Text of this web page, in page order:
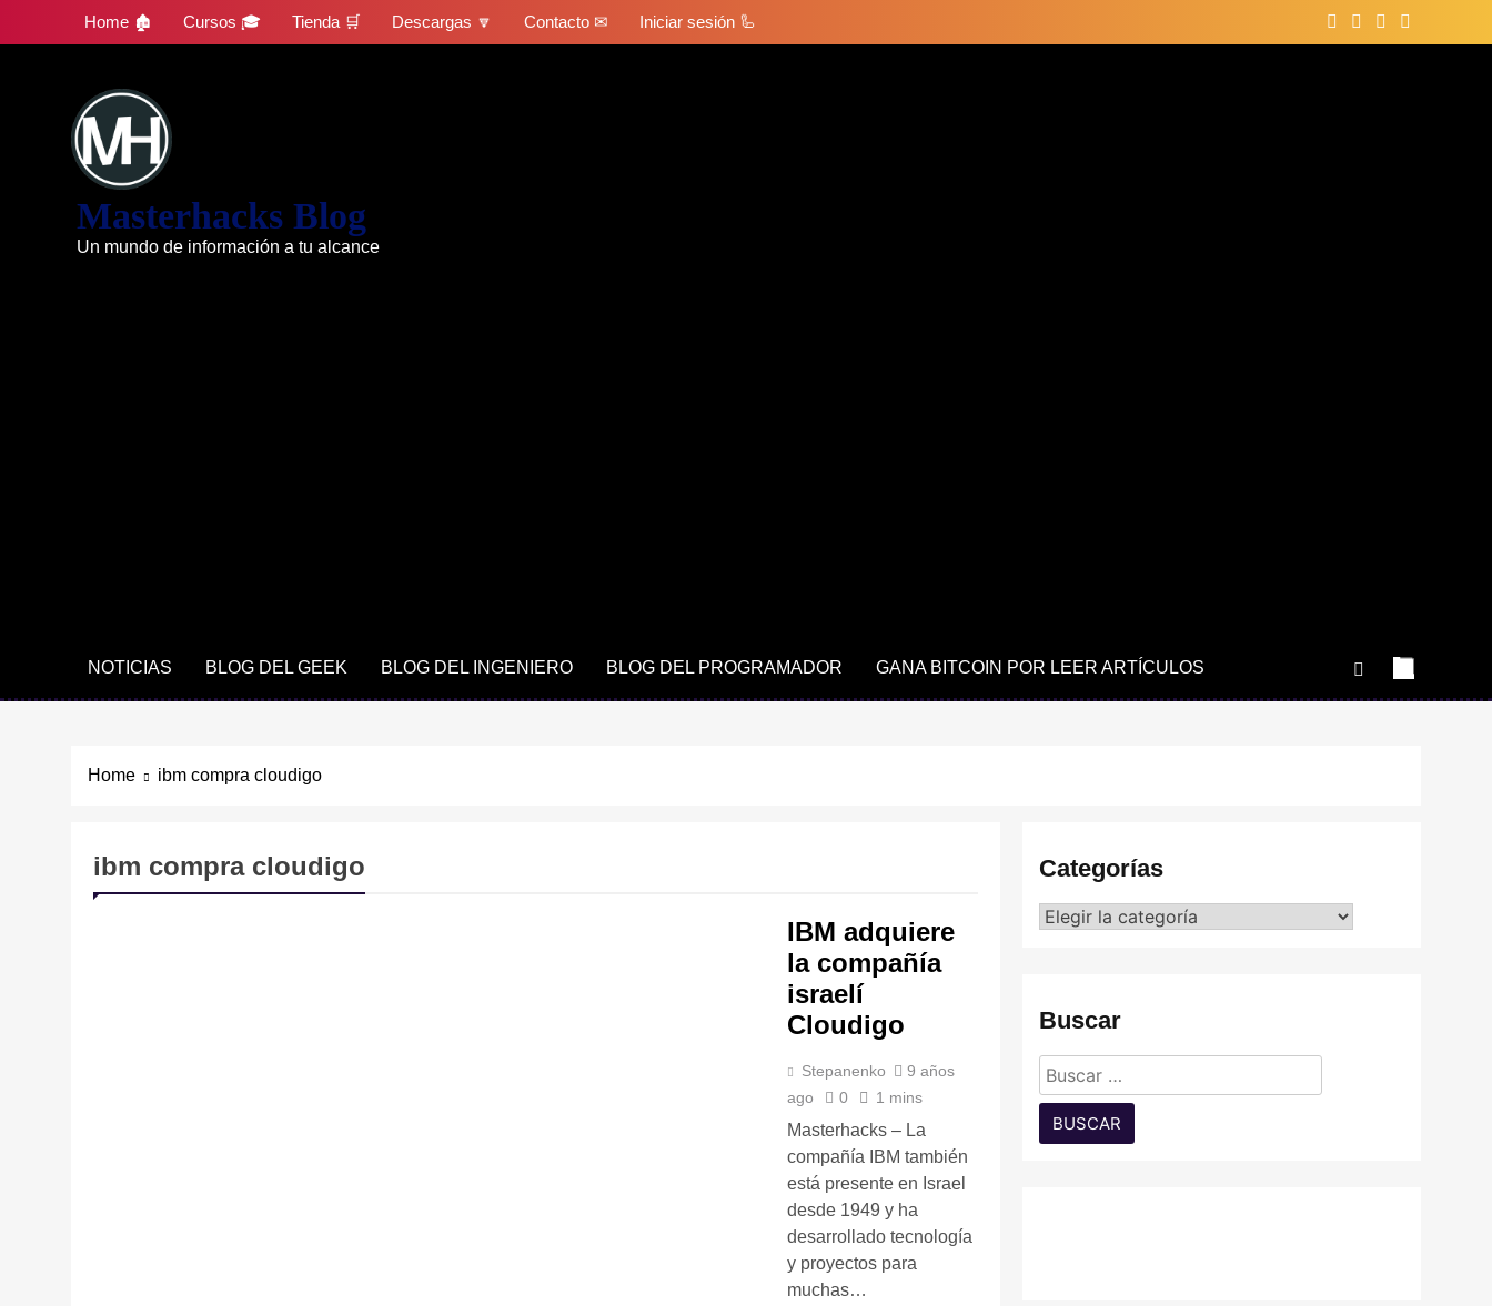
Home 🏚 Cursos 🎓 Tienda 🛒 Descargas 🔽 Contacto ✉ Iniciar sesión 🦾
Masterhacks Blog
Un mundo de información a tu alcance
NOTICIAS BLOG DEL GEEK BLOG DEL INGENIERO BLOG DEL PROGRAMADOR GANA BITCOIN POR LEER ARTÍCULOS
Home ibm compra cloudigo
ibm compra cloudigo
IBM adquiere
la compañía
israelí
Cloudigo
Stepanenko
9 años
ago
0 1 mins
Masterhacks – La
compañía IBM también
está presente en Israel
desde 1949 y ha
desarrollado tecnología
y proyectos para
muchas…
Categorías
Categorías
Buscar
Buscar: